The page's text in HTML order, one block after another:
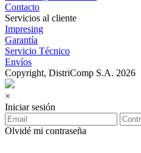
Contacto
Servicios al cliente
Impresing
Garantía
Servicio Técnico
Envíos
Copyright, DistriComp S.A. 2026
×
Iniciar sesión
Olvidé mi contraseña